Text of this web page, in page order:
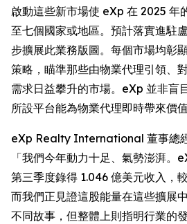
啟動這些新市場使 eXp 在 2025 年
至七個國家或地區。預計落實進駐
步擴展此業務版圖。每個市場均彰
策略，瞄準那些由物業代理引領、
需求日益攀升的市場。eXp 並非盲
所設平台能為物業代理即時帶來價
eXp Realty International 董事總
「我們今年動力十足、氣勢澎湃
第三季度錄得 1.046 億美元收入，
而我們正見證這股能量在這些擴展
不同故事，但整體上則指明行業的